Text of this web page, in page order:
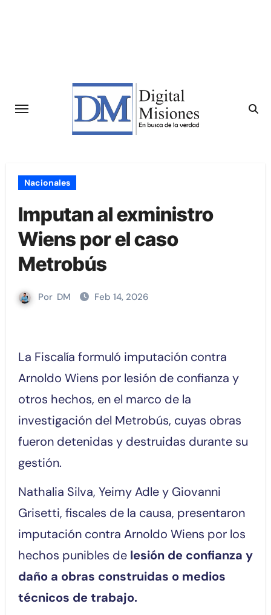
Nacionales
Imputan al exministro
Wiens por el caso
Metrobús
Por DM Feb 14, 2026
La Fiscalía formuló imputación contra
Arnoldo Wiens por lesión de confianza y
otros hechos, en el marco de la
investigación del Metrobús, cuyas obras
fueron detenidas y destruidas durante su
gestión.
Nathalia Silva, Yeimy Adle y Giovanni
Grisetti, fiscales de la causa, presentaron
imputación contra Arnoldo Wiens por los
hechos punibles de lesión de confianza y
daño a obras construidas o medios
técnicos de trabajo.